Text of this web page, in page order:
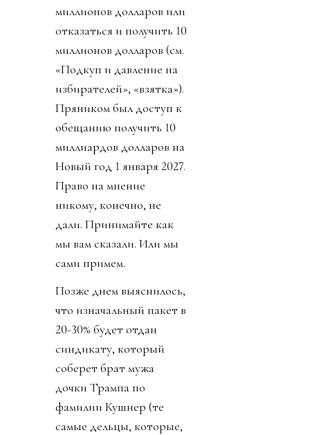
миллионов долларов или
отказаться и получить 10
миллионов долларов (см.
«Подкуп и давление на
избирателей», «взятка»).
Пряником был доступ к
обещанию получить 10
миллиардов долларов на
Новый год 1 января 2027.
Право на мнение
никому, конечно, не
дали. Принимайте как
мы вам сказали. Или мы
сами примем.
Позже днем выяснилось,
что изначальный пакет в
20-30% будет отдан
синдикату, который
соберет брат мужа
дочки Трампа по
фамилии Кушнер (те
самые дельцы, которые,